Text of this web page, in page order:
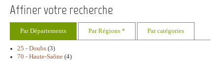
Affiner votre recherche
Par Départements Par Régions * Par catégories
25 - Doubs (3)
70 - Haute-Saône (4)